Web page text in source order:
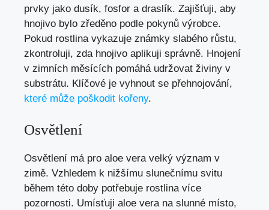
prvky jako dusík, fosfor a draslík. Zajišťuji, aby
hnojivo bylo zředěno podle pokynů výrobce.
Pokud rostlina vykazuje známky slabého růstu,
zkontroluji, zda hnojivo aplikuji správně. Hnojení
v zimních měsících pomáhá udržovat živiny v
substrátu. Klíčové je vyhnout se přehnojování,
které může poškodit kořeny.
Osvětlení
Osvětlení má pro aloe vera velký význam v
zimě. Vzhledem k nižšímu slunečnímu svitu
během této doby potřebuje rostlina více
pozornosti. Umísťuji aloe vera na slunné místo,